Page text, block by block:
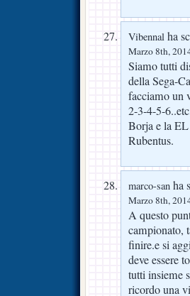
Vibennal ha
Marzo 8th,
Siamo tutti
della Sega-
facciamo un
2-3-4-5-
Borja e la EL
Rubentus.
marco-san ha
Marzo 8th,
A questo
campionato,
finire.e si
deve essere
tutti insieme
ricordo una